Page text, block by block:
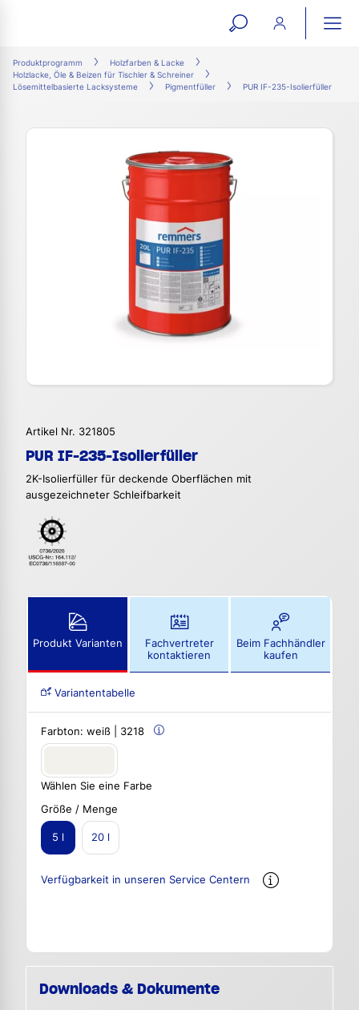
open
form
Produktprogramm
Holzfarben & Lacke
Holzlacke, Öle & Beizen für Tischler & Schreiner
Lösemittelbasierte Lacksysteme
Pigmentfüller PUR IF-235-Isolierfüller
Artikel Nr. 321805
PUR IF-235-Isolierfüller
2K-Isolierfüller für deckende Oberflächen mit
ausgezeichneter Schleifbarkeit
Produkt Varianten
Fachvertreter
kontaktieren
Beim Fachhändler
kaufen
Variantentabelle
Farbton: weiß | 3218
Wählen Sie eine Farbe
Größe / Menge
5 l 20 l
Verfügbarkeit in unseren Service Centern
Downloads & Dokumente